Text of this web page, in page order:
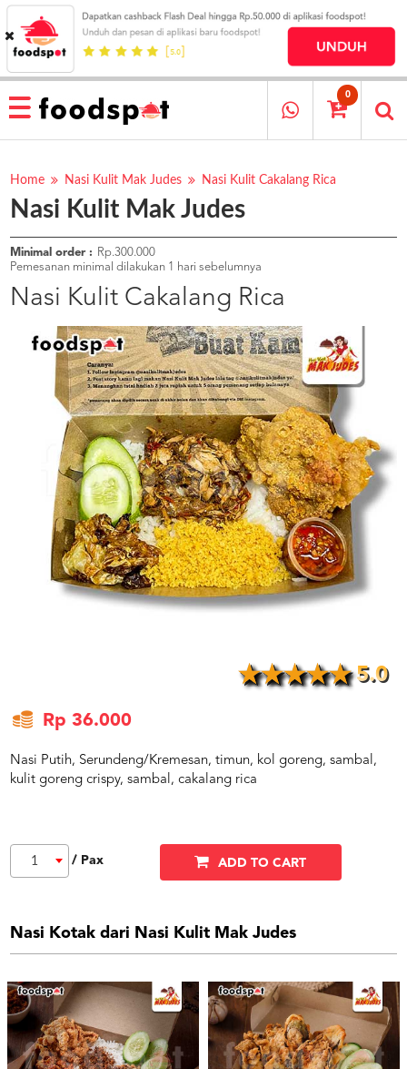
HOME
MENU
RESTAURANT
PESAN
OUR
COMPANY
KATA
MEREKA
KATALOG
LOYALTY
PROGRAM
CATERERS
CONDITIONS
CENTER
0
Home Nasi Kulit Mak Judes Nasi Kulit Cakalang Rica
Nasi Kulit Mak Judes
Minimal order :
Rp.300.000
Pemesanan minimal dilakukan 1 hari sebelumnya
Nasi Kulit Cakalang Rica
5.0
Rp 36.000
Nasi Putih, Serundeng/Kremesan, timun, kol goreng, sambal,
kulit goreng crispy, sambal, cakalang rica
1 / Pax ADD TO CART
Nasi Kotak dari Nasi Kulit Mak Judes